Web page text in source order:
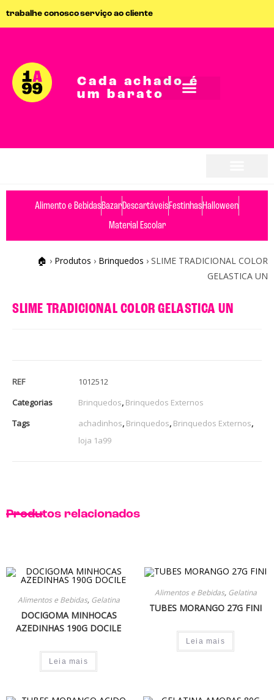
trabalhe conoscoserviço ao cliente
Cada achado é
um barato
Alimento e BebidasBazarDescartáveisFestinhasHalloween
Material Escolar
🏠 › Produtos › Brinquedos › SLIME TRADICIONAL COLOR
GELASTICA UN
SLIME TRADICIONAL COLOR GELASTICA UN
REF
1012512
Categorias
Brinquedos, Brinquedos Externos
Tags
achadinhos, Brinquedos, Brinquedos Externos,
loja 1a99
Produtos relacionados
Alimentos e Bebidas, Gelatina
DOCIGOMA MINHOCAS
AZEDINHAS 190G DOCILE
Leia mais
Alimentos e Bebidas, Gelatina
TUBES MORANGO 27G FINI
Leia mais